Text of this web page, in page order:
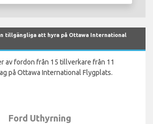
tillgängliga att hyra på Ottawa International
av fordon från 15 tillverkare från 11
på Ottawa International Flygplats.
Ford Uthyrning